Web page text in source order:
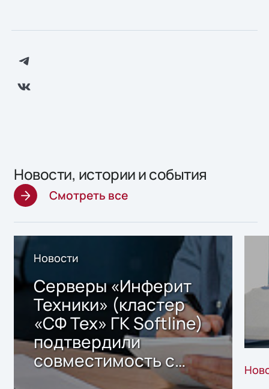
Новости, истории и события
Смотреть все
Новости
Серверы «Инферит
Техники» (кластер
«СФ Тех» ГК Softline)
подтвердили
совместимость с
решением Sharx